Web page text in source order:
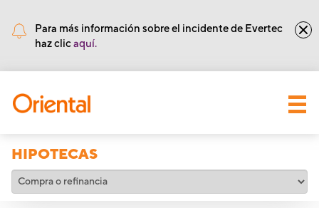
Para más información sobre el incidente de Evertec
haz clicaquí.
• Núm de Ruta y Tránsito: 221571415
HIPOTECAS